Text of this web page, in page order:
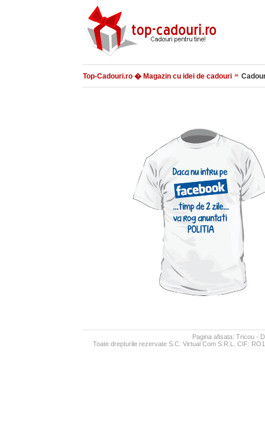
Top-Cadouri.ro � Magazin cu idei de cadouri
Pagina afisata: Tricou -
Toate drepturile rezervate S.C. Virtual Com S.R.L. CIF: